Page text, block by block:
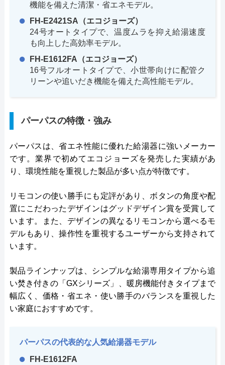
機能を備えた清潔・省エネモデル。
FH-E2421SA（エコジョーズ）
24号オートタイプで、温度ムラを抑え給湯速度
も向上した高効率モデル。
FH-E1612FA（エコジョーズ）
16号フルオートタイプで、小世帯向けに配管ク
リーンや追いだき機能を備えた高性能モデル。
パーパスの特徴・強み
パーパスは、省エネ性能に優れた給湯器に強いメーカー
です。業界で初めてエコジョーズを発売した実績があ
り、環境性能を重視した製品が多い点が特徴です。
リモコンの使い勝手にも定評があり、ボタンの角度や配
置にこだわったデザインはグッドデザイン賞を受賞して
います。また、デザインの異なるリモコンから選べるモ
デルもあり、操作性を重視するユーザーから支持されて
います。
製品ラインナップは、シンプルな給湯専用タイプから追
い焚き付きの「GXシリーズ」、暖房機能付きタイプまで
幅広く、価格・省エネ・使い勝手のバランスを重視した
い家庭におすすめです。
パーパスの代表的な人気給湯器モデル
FH-E1612FA